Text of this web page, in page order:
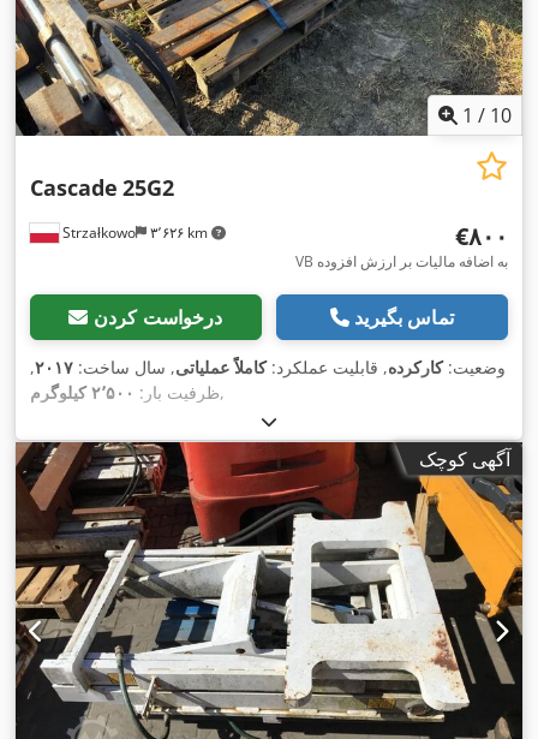
1 / 10
Strzałkowo ۳٬۶۲۶ km
Cascade 25G2
‎€۸۰۰
VB به اضافه مالیات بر ارزش افزوده
درخواست کردن تماس بگیرید
وضعیت:کارکرده, قابلیت عملکرد:کاملاً عملیاتی, سال ساخت: ۲۰۱۷,
ظرفیت بار: ۲٬۵۰۰ کیلوگرم ,
آگهی کوچک